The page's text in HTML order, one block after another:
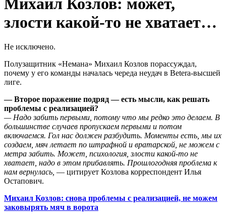
злости какой-то не хватает…
Не исключено.
Полузащитник «Немана» Михаил Козлов порассуждал,
почему у его команды началась череда неудач в Betera-высшей
лиге.
— Второе поражение подряд — есть мысли, как решать
проблемы с реализацией?
— Надо забить первыми, потому что мы редко это делаем. В
большинстве случаев пропускаем первыми и потом
включаемся. Гол нас должен разбудить. Моменты есть, мы их
создаем, мяч летает по штрафной и вратарской, не можем с
метра забить. Может, психология, злости какой-то не
хватает, надо в этом прибавлять. Прошлогодняя проблема к
нам вернулась, — цитирует Козлова корреспондент Илья
Остапович.
Михаил Козлов: снова проблемы с реализацией, не можем
заковырять мяч в ворота